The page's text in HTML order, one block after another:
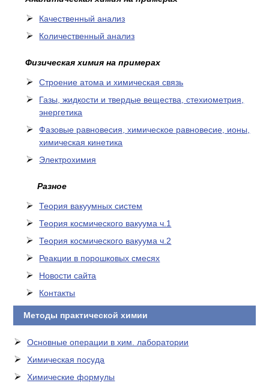
Качественный анализ
Количественный анализ
Физическая химия на примерах
Cтроение атома и химическая связь
Газы, жидкости и твердые вещества, стехиометрия,
энергетика
Фазовые равновесия, химическое равновесие, ионы,
химическая кинетика
Электрохимия
Разное
Теория вакуумных систем
Теория космического вакуума ч.1
Теория космического вакуума ч.2
Реакции в порошковых смесях
Новости сайта
Контакты
Методы практической химии
Основные операции в хим. лаборатории
Химическая посуда
Химические формулы